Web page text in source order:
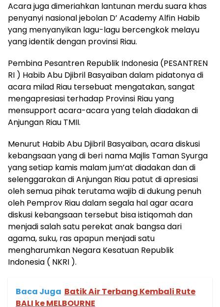
Acara juga dimeriahkan lantunan merdu suara khas
penyanyi nasional jebolan D’ Academy Alfin Habib
yang menyanyikan lagu-lagu bercengkok melayu
yang identik dengan provinsi Riau.
Pembina Pesantren Republik Indonesia (PESANTREN
RI ) Habib Abu Djibril Basyaiban dalam pidatonya di
acara milad Riau tersebuat mengatakan, sangat
mengapresiasi terhadap Provinsi Riau yang
mensupport acara-acara yang telah diadakan di
Anjungan Riau TMII.
Menurut Habib Abu Djibril Basyaiban, acara diskusi
kebangsaan yang di beri nama Majlis Taman Syurga
yang setiap kamis malam jum’at diadakan dan di
selenggarakan di Anjungan Riau patut di apresiasi
oleh semua pihak terutama wajib di dukung penuh
oleh Pemprov Riau dalam segala hal agar acara
diskusi kebangsaan tersebut bisa istiqomah dan
menjadi salah satu perekat anak bangsa dari
agama, suku, ras apapun menjadi satu
mengharumkan Negara Kesatuan Republik
Indonesia ( NKRI ).
Baca Juga Batik Air Terbang Kembali Rute
BALI ke MELBOURNE